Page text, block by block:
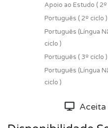
Apoio ao Estudo ( 2º
Português ( 2º ciclo )
Português (Língua
ciclo )
Português ( 3º ciclo )
Português (Língua
ciclo )
Aceita